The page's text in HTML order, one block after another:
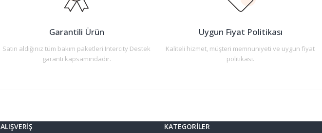
Garantili Ürün
Satın aldığınız tüm bakım paketleri Intercity Destek
garanti kapsamındadır.
Uygun Fiyat Politikası
Kaliteli hizmet, müşteri memnuniyeti ve uygun fiyat
politikası.
ALIŞVERİŞ KATEGORİLER